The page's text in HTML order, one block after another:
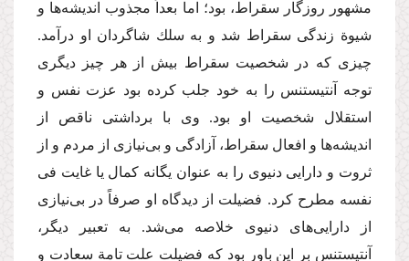
مشهور روزگار ‌سقراط،‌ بود؛‌ اما بعداً مجذوب اندیشه‌ها و
شیوة زندگی ‌سقراط شد و ‌به سلك شاگردان او‌ درآمد.
چیزی كه در شخصیت سقراط بیش از هر چیز دیگری
توجه آنتیستنس را به خود جلب كرده بود عزت نفس و‌
استقلال شخصیت او بود. وی با برداشتی ناقص از
اندیشه‌ها و افعال سقراط،‌ آزادگی و بی‌نیازی از مردم و از
ثروت و دارایی دنیوی را به عنوان یگانه ‌كمال یا غایت فی
نفسه مطرح كرد. فضیلت از دیدگاه او صرفاً در بی‌نیازی
از دارایی‌‌های دنیوی خلاصه می‌شد‌. به تعبیر دیگر،
آنتیستنس بر این باور بود كه ‌فضیلت علت تامة سعادت و‌